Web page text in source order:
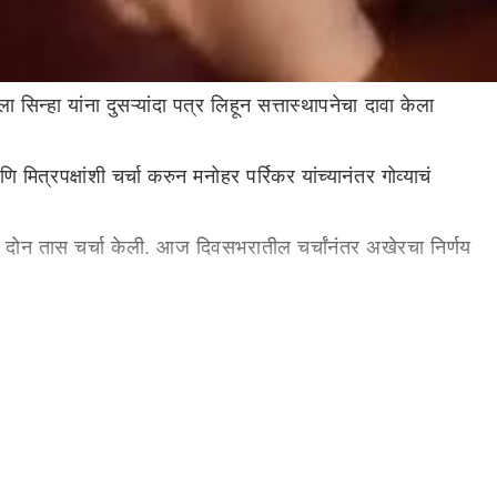
यांना दुसऱ्यांदा पत्र लिहून सत्तास्थापनेचा दावा केला
चर्चा करुन मनोहर पर्रिकर यांच्यानंतर गोव्याचं
दोन तास चर्चा केली. आज दिवसभरातील चर्चांनंतर अखेरचा निर्णय
नाईक यांचंही नाव चर्चेत होतं, मात्र भाजपच्या
भाजपला नाही. मनोहर पर्रिकरांच्या निधनानंतर भाजप